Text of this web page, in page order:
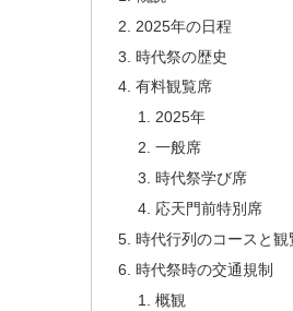
2025年の日程
時代祭の歴史
有料観覧席
2025年
一般席
時代祭学び席
応天門前特別席
時代行列のコースと観
時代祭時の交通規制
概観